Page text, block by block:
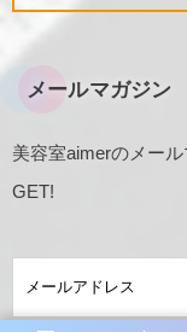
メールマガジン
美容室aimerのメー
GET!